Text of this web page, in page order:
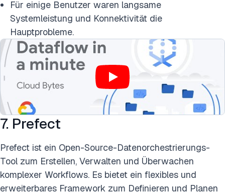
Für einige Benutzer waren langsame
Systemleistung und Konnektivität die
Hauptprobleme.
7. Prefect
Prefect ist ein Open-Source-Datenorchestrierungs-
Tool zum Erstellen, Verwalten und Überwachen
komplexer Workflows. Es bietet ein flexibles und
erweiterbares Framework zum Definieren und Planen